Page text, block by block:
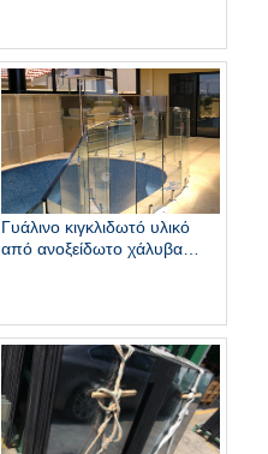
Γυάλινο κιγκλιδωτό υλικό
από ανοξείδωτο χάλυβα